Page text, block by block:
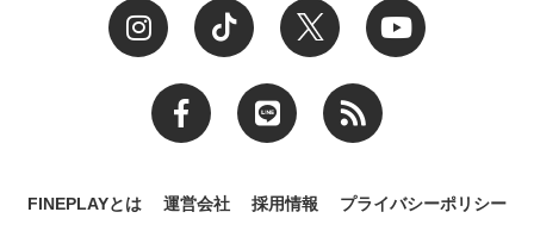
FINEPLAYとは 運営会社 採用情報 プライバシーポリシー